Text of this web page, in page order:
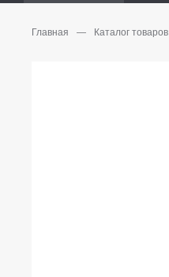
Главная — Каталог товаров